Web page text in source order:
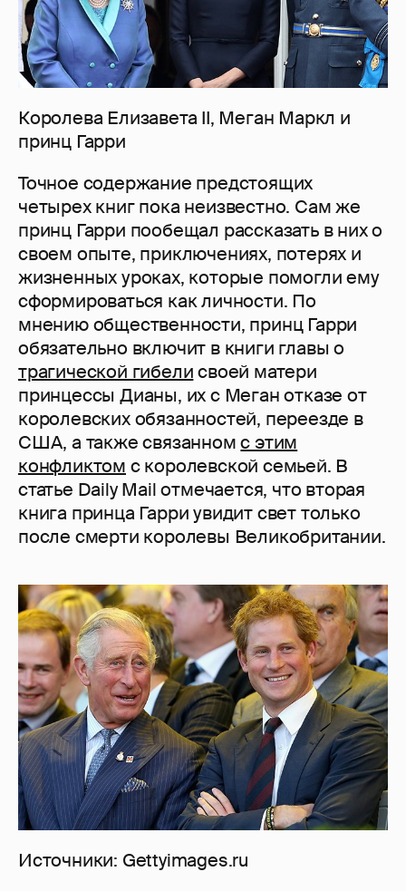
Королева Елизавета II, Меган Маркл и
принц Гарри
Точное содержание предстоящих
четырех книг пока неизвестно. Сам же
принц Гарри пообещал рассказать в них о
своем опыте, приключениях, потерях и
жизненных уроках, которые помогли ему
сформироваться как личности. По
мнению общественности, принц Гарри
обязательно включит в книги главы о
трагической гибелисвоей матери
принцессы Дианы, их с Меган отказе от
королевских обязанностей, переезде в
США, а также связанномс этим
конфликтом с королевской семьей. В
статье Daily Mail отмечается, что вторая
книга принца Гарри увидит свет только
после смерти королевы Великобритании.
Источники: Gettyimages.ru